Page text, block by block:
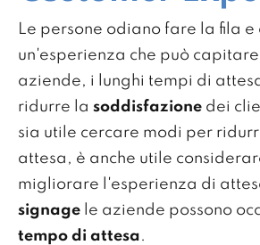
Le persone odiano fare la fila
un'esperienza che può
aziende, i lunghi tempi di
ridurre la soddisfazione dei
sia utile cercare modi per
attesa, è anche utile
migliorare l'esperienza di
signage le aziende possono
tempo di attesa.